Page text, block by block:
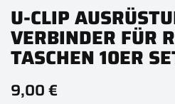
U-CLIP
VERBINDER FÜR
TASCHEN 10ER
9,00 €